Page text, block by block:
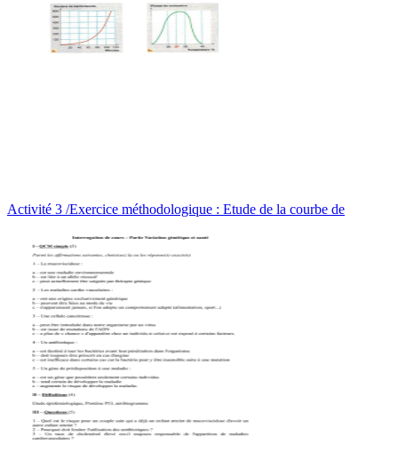
Activité 3 /Exercice méthodologique : Etude de la courbe de